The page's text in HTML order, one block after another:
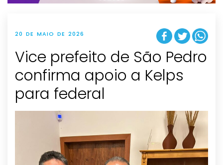
20 DE MAIO DE 2026
Vice prefeito de São Pedro
confirma apoio a Kelps
para federal